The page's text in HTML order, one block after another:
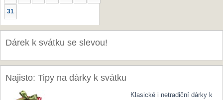
31
Dárek k svátku se slevou!
Najisto: Tipy na dárky k svátku
Klasické i netradiční dárky k